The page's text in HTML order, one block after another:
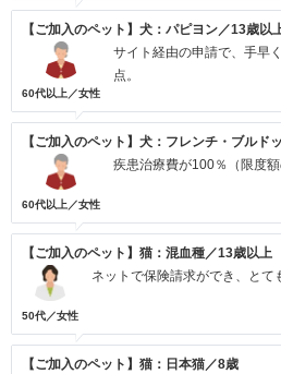
【ご加入のペット】犬：パピヨン／13歳以
60代以上／女性
サイト経由の申請で、手早
点。
【ご加入のペット】犬：フレンチ・ブルド
60代以上／女性
疾患治療費が100％（限度
【ご加入のペット】猫：混血種／13歳以上
50代／女性
ネットで保険請求ができ、とて
【ご加入のペット】猫：日本猫／8歳